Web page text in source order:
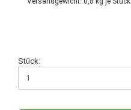
Stück: